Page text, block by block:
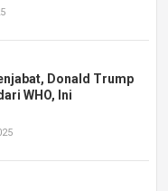
Donald Trump
WHO, Ini